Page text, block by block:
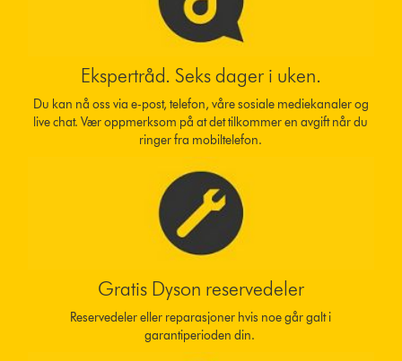
Ekspertråd. Seks dager i uken.
Du kan nå oss via e-post, telefon, våre sosiale mediekanaler og
live chat. Vær oppmerksom på at det tilkommer en avgift når du
ringer fra mobiltelefon.
Gratis Dyson reservedeler
Reservedeler eller reparasjoner hvis noe går galt i
garantiperioden din.